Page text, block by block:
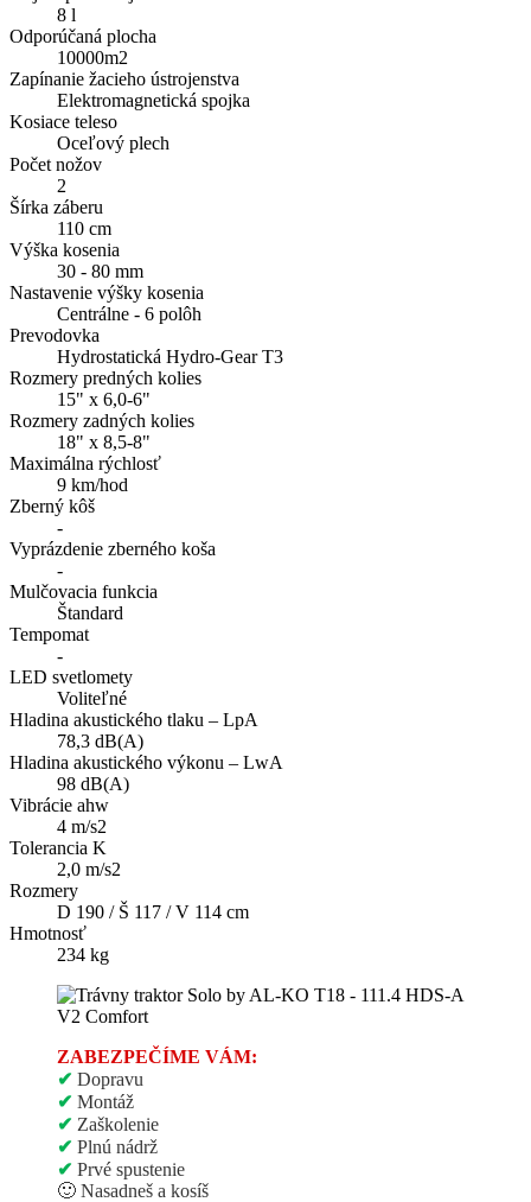
8 l
Odporúčaná plocha
10000m2
Zapínanie žacieho ústrojenstva
Elektromagnetická spojka
Kosiace teleso
Oceľový plech
Počet nožov
2
Šírka záberu
110 cm
Výška kosenia
30 - 80 mm
Nastavenie výšky kosenia
Centrálne - 6 polôh
Prevodovka
Hydrostatická Hydro-Gear T3
Rozmery predných kolies
15" x 6,0-6"
Rozmery zadných kolies
18" x 8,5-8"
Maximálna rýchlosť
9 km/hod
Zberný kôš
-
Vyprázdenie zberného koša
-
Mulčovacia funkcia
Štandard
Tempomat
-
LED svetlomety
Voliteľné
Hladina akustického tlaku – LpA
78,3 dB(A)
Hladina akustického výkonu – LwA
98 dB(A)
Vibrácie ahw
4 m/s2
Tolerancia K
2,0 m/s2
Rozmery
D 190 / Š 117 / V 114 cm
Hmotnosť
234 kg
ZABEZPEČÍME VÁM:
✔ Dopravu
✔ Montáž
✔ Zaškolenie
✔ Plnú nádrž
✔ Prvé spustenie
🙂 Nasadneš a kosíš